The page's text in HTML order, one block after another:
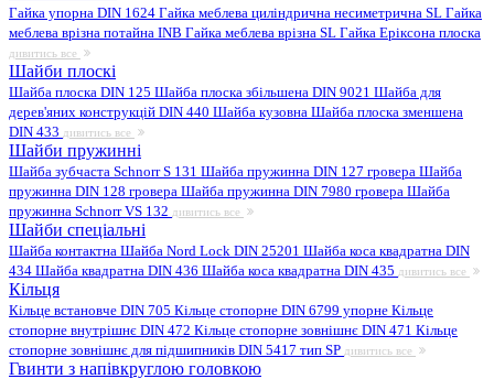
Гайка упорна DIN 1624 Гайка меблева циліндрична несиметрична SL Гайка
меблева врізна потайна INB Гайка меблева врізна SL Гайка Еріксона плоска
дивитись все
Шайби плоскі
Шайба плоска DIN 125 Шайба плоска збільшена DIN 9021 Шайба для
дерев'яних конструкцій DIN 440 Шайба кузовна Шайба плоска зменшена
DIN 433 дивитись все
Шайби пружинні
Шайба зубчаста Schnorr S 131 Шайба пружинна DIN 127 гровера Шайба
пружинна DIN 128 гровера Шайба пружинна DIN 7980 гровера Шайба
пружинна Schnorr VS 132 дивитись все
Шайби спеціальні
Шайба контактна Шайба Nord Lock DIN 25201 Шайба коса квадратна DIN
434 Шайба квадратна DIN 436 Шайба коса квадратна DIN 435 дивитись все
Кільця
Кільце встановче DIN 705 Кільце стопорне DIN 6799 упорне Кільце
стопорне внутрішнє DIN 472 Кільце стопорне зовнішнє DIN 471 Кільце
стопорне зовнішнє для підшипників DIN 5417 тип SP дивитись все
Гвинти з напівкруглою головкою